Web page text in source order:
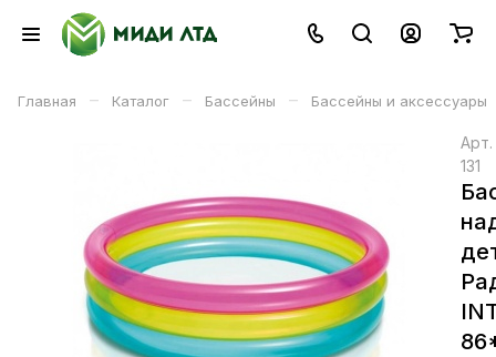
Главная – Каталог – Бассейны – Бассейны и аксессуары
Арт.
131